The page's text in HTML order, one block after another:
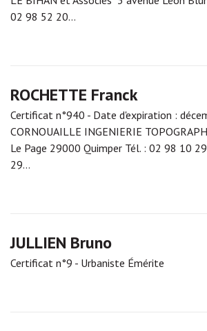
02 98 52 20…
ROCHETTE Franck
Certificat n°940 - Date d'expiration :
CORNOUAILLE INGENIERIE
Le Page 29000 Quimper Tél. : 02 98 10
29…
JULLIEN Bruno
Certificat n°9 - Urbaniste Émérite